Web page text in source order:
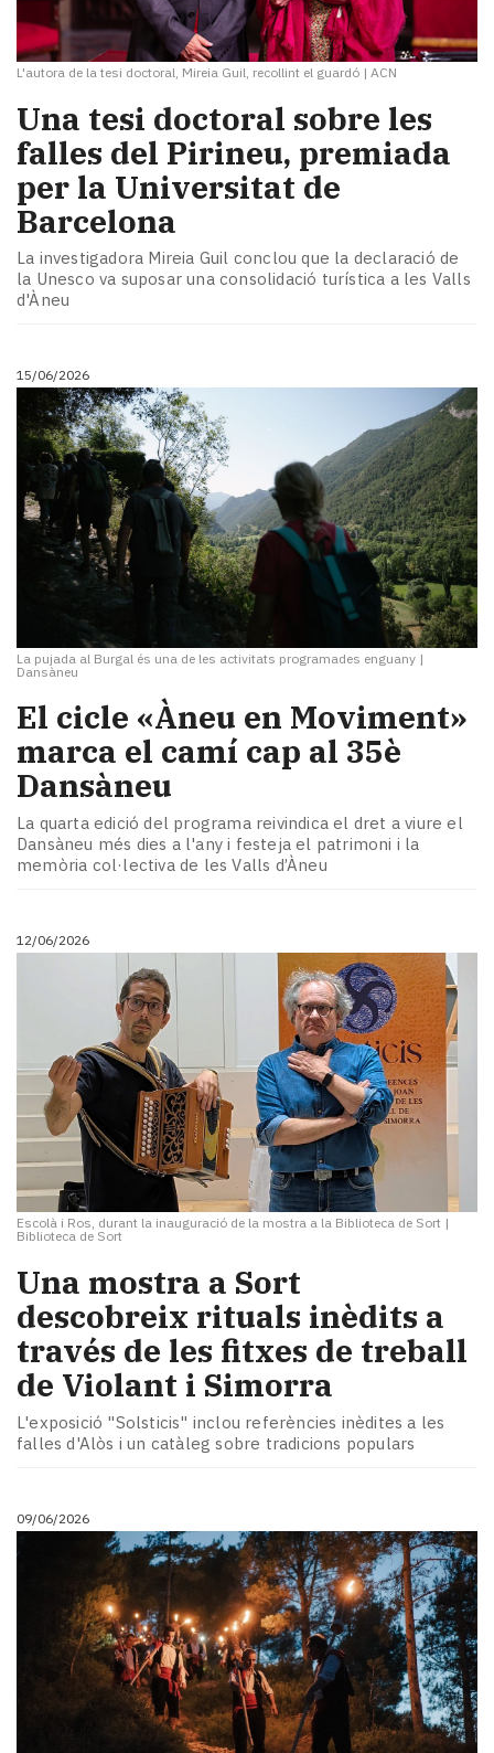
L'autora de la tesi doctoral, Mireia Guil, recollint el guardó | ACN
​Una tesi doctoral sobre les
falles del Pirineu, premiada
per la Universitat de
Barcelona
La investigadora Mireia Guil conclou que la declaració de
la Unesco va suposar una consolidació turística a les Valls
d'Àneu
15/06/2026
La pujada al Burgal és una de les activitats programades enguany |
Dansàneu
​El cicle «Àneu en Moviment»
marca el camí cap al 35è
Dansàneu
La quarta edició del programa reivindica el dret a viure el
Dansàneu més dies a l'any i festeja el patrimoni i la
memòria col·lectiva de les Valls d’Àneu
12/06/2026
Escolà i Ros, durant la inauguració de la mostra a la Biblioteca de Sort |
Biblioteca de Sort
Una mostra a Sort
descobreix rituals inèdits a
través de les fitxes de treball
de Violant i Simorra
L'exposició "Solsticis" inclou referències inèdites a les
falles d'Alòs i un catàleg sobre tradicions populars
09/06/2026